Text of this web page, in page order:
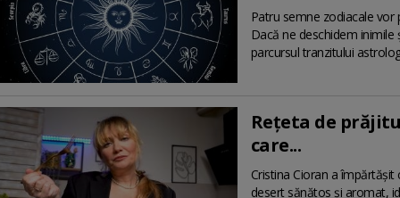
Patru semne zodiacale
Dacă ne deschidem
parcursul tranzitului
Rețeta de
care...
Cristina Cioran a
desert sănătos și aromat,